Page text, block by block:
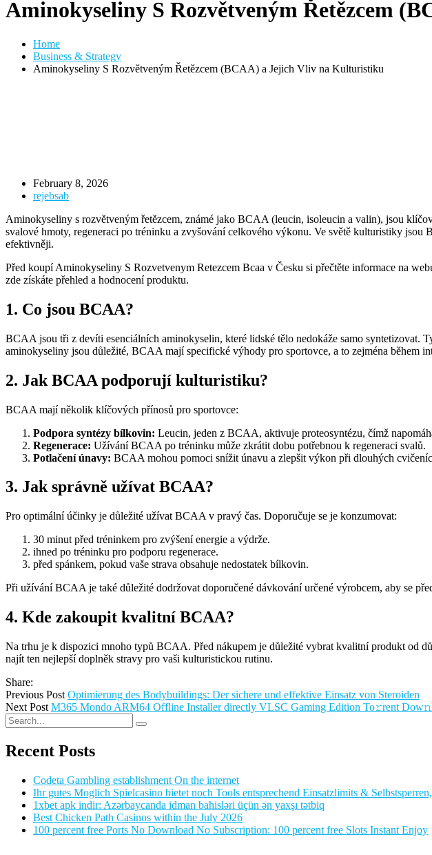
Aminokyseliny S Rozvětveným Řetězcem
Home
Business & Strategy
Aminokyseliny S Rozvětveným Řetězcem (BCAA) a Jejich Vliv na Kulturistiku
February 8, 2026
rejebsab
Aminokyseliny s rozvětveným řetězcem, známé jako BCAA (leucin, isoleucin a valin), jsou
svalové hmoty, regeneraci po tréninku a zvyšování celkového výkonu. Ve světě kulturistiky
efektivněji.
Před koupí Aminokyseliny S Rozvetvenym Retezcem Bcaa v Česku si přečtěte informace na
zde získáte přehled a hodnocení produktu.
1. Co jsou BCAA?
BCAA jsou tři z devíti esenciálních aminokyselin, které lidské tělo nedokáže samo syntetizovat.
aminokyseliny jsou důležité, BCAA mají specifické výhody pro sportovce, a to zejména během
2. Jak BCAA podporují kulturistiku?
BCAA mají několik klíčových přínosů pro sportovce:
Podpora syntézy bílkovin: Leucin, jeden z BCAA, aktivuje proteosyntézu, čímž
Regenerace: Užívání BCAA po tréninku může zkrátit dobu potřebnou k regeneraci svalů.
Potlačení únavy: BCAA mohou pomoci snížit únavu a zlepšit výkon při dlouhých
3. Jak správně užívat BCAA?
Pro optimální účinky je důležité užívat BCAA v pravý čas. Doporučuje se je konzumovat:
30 minut před tréninkem pro zvýšení energie a výdrže.
ihned po tréninku pro podporu regenerace.
před spánkem, pokud vaše strava obsahuje nedostatek bílkovin.
Při užívání BCAA je také důležité dodržovat doporučené dávkování určené výrobcem, aby se
4. Kde zakoupit kvalitní BCAA?
Na trhu je k dispozici mnoho typů BCAA. Před nákupem je důležité vybrat kvalitní produkt od
najít ten nejlepší doplněk stravy pro vaši kulturistickou rutinu.
Share:
Previous Post Optimierung des Bodybuildings: Der sichere und effektive Einsatz von Steroiden
Next Post M365 Mondo ARM64 Offline Installer directly VLSC Gaming Edition To𝚛rent
Recent Posts
Codeta Gambling establishment On the internet
Ihr gutes Moglich Spielcasino bietet noch Tools entsprechend Einsatzlimits &
1xbet apk indir: Azərbaycanda idman bahisləri üçün ən yaxşı tətbiq
Best Chicken Path Casinos within the July 2026
100 percent free Ports No Download No Subscription: 100 percent free Slots Instant Enjoy